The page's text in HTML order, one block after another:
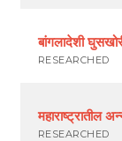
बांगलादेशी
RESEARCHED
महाराष्ट्रातील
RESEARCHED